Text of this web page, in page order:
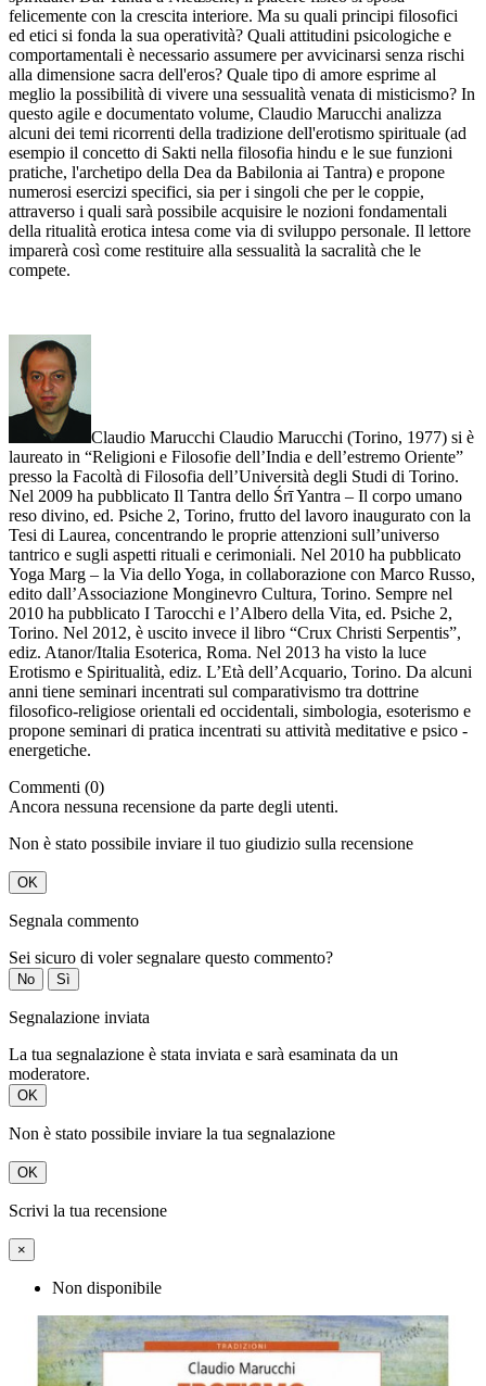
felicemente con la crescita interiore. Ma su quali principi filosofici
ed etici si fonda la sua operatività? Quali attitudini psicologiche e
comportamentali è necessario assumere per avvicinarsi senza rischi
alla dimensione sacra dell'eros? Quale tipo di amore esprime al
meglio la possibilità di vivere una sessualità venata di misticismo? In
questo agile e documentato volume, Claudio Marucchi analizza
alcuni dei temi ricorrenti della tradizione dell'erotismo spirituale (ad
esempio il concetto di Sakti nella filosofia hindu e le sue funzioni
pratiche, l'archetipo della Dea da Babilonia ai Tantra) e propone
numerosi esercizi specifici, sia per i singoli che per le coppie,
attraverso i quali sarà possibile acquisire le nozioni fondamentali
della ritualità erotica intesa come via di sviluppo personale. Il lettore
imparerà così come restituire alla sessualità la sacralità che le
compete.
Claudio Marucchi Claudio Marucchi (Torino, 1977) si è
laureato in “Religioni e Filosofie dell’India e dell’estremo Oriente”
presso la Facoltà di Filosofia dell’Università degli Studi di Torino.
Nel 2009 ha pubblicato Il Tantra dello Śrī Yantra – Il corpo umano
reso divino, ed. Psiche 2, Torino, frutto del lavoro inaugurato con la
Tesi di Laurea, concentrando le proprie attenzioni sull’universo
tantrico e sugli aspetti rituali e cerimoniali. Nel 2010 ha pubblicato
Yoga Marg – la Via dello Yoga, in collaborazione con Marco Russo,
edito dall’Associazione Monginevro Cultura, Torino. Sempre nel
2010 ha pubblicato I Tarocchi e l’Albero della Vita, ed. Psiche 2,
Torino. Nel 2012, è uscito invece il libro “Crux Christi Serpentis”,
ediz. Atanor/Italia Esoterica, Roma. Nel 2013 ha visto la luce
Erotismo e Spiritualità, ediz. L’Età dell’Acquario, Torino. Da alcuni
anni tiene seminari incentrati sul comparativismo tra dottrine
filosofico-religiose orientali ed occidentali, simbologia, esoterismo e
propone seminari di pratica incentrati su attività meditative e psico -
energetiche.
Commenti (0)
Ancora nessuna recensione da parte degli utenti.
Non è stato possibile inviare il tuo giudizio sulla recensione
OK
Segnala commento
Sei sicuro di voler segnalare questo commento?
No Sì
Segnalazione inviata
La tua segnalazione è stata inviata e sarà esaminata da un
moderatore.
OK
Non è stato possibile inviare la tua segnalazione
OK
Scrivi la tua recensione
×
Non disponibile